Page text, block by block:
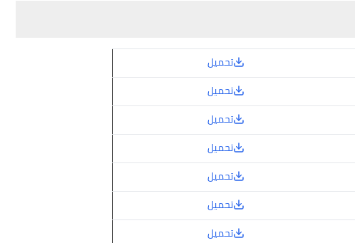
تحميل
تحميل
تحميل
تحميل
تحميل
تحميل
تحميل